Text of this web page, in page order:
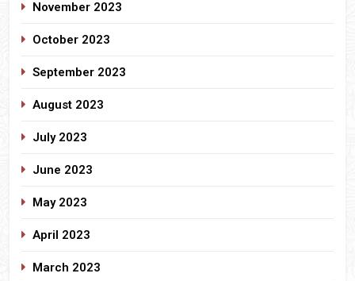
November 2023
October 2023
September 2023
August 2023
July 2023
June 2023
May 2023
April 2023
March 2023